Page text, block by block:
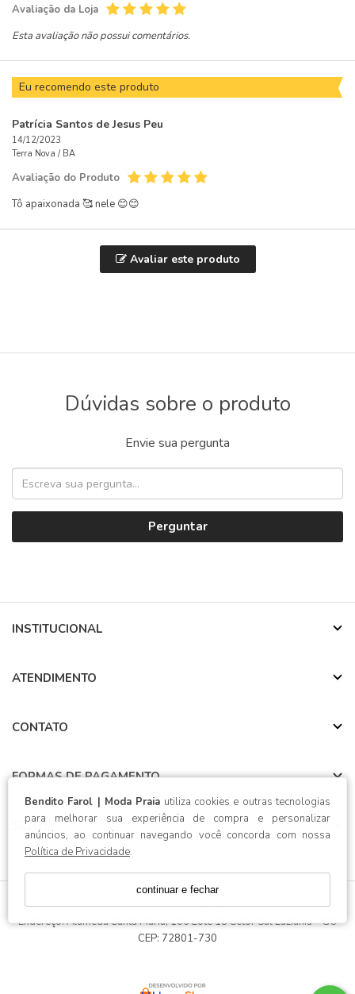
Bendito Farol | Moda Praia utiliza cookies e outras tecnologias
para melhorar sua experiência de compra e personalizar
anúncios, ao continuar navegando você concorda com nossa
Política de Privacidade.
continuar e fechar
Avaliação da Loja
Esta avaliação não possui comentários.
Eu recomendo este produto
Patrícia Santos de Jesus Peu
14/12/2023
Terra Nova / BA
Avaliação do Produto
Tô apaixonada 🥰 nele 😊😊
Avaliar este produto
Dúvidas sobre o produto
Envie sua pergunta
Perguntar
INSTITUCIONAL
ATENDIMENTO
CONTATO
FORMAS DE PAGAMENTO
SELOS
Bendito Farol / CNPJ: 19.639.511/0001-86
Endereço: Alameda Santa Maria, 106 Lote 15 Setor Sul Luziânia - GO
CEP: 72801-730